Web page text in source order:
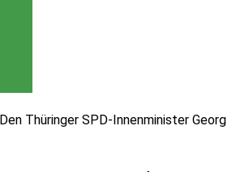
Thüringer SPD-Innenminister Georg